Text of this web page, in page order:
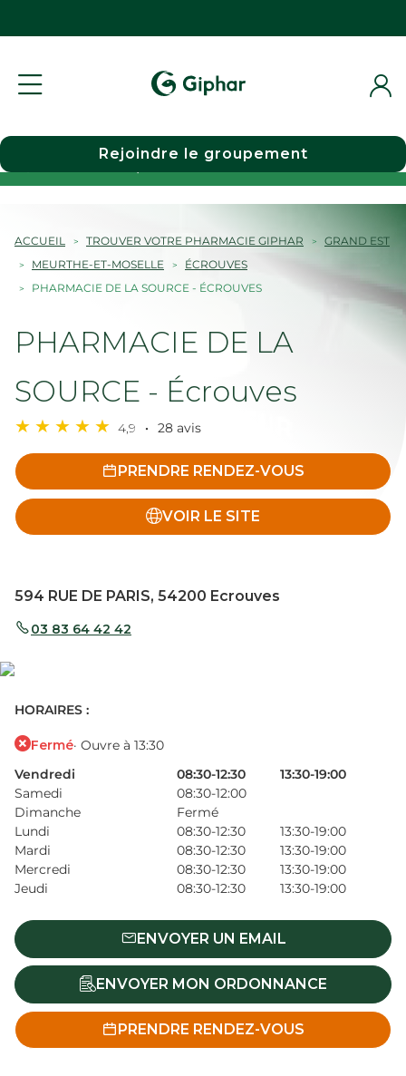
Choisir une pharmacie
Rejoindre le groupement
ACCUEIL TROUVER VOTRE PHARMACIE GIPHAR
GRAND EST
MEURTHE-ET-MOSELLE
ÉCROUVES
PHARMACIE DE LA SOURCE - ÉCROUVES
PHARMACIE DE LA
SOURCE - Écrouves
4,9 28 avis
PRENDRE RENDEZ-VOUS
VOIR LE SITE
594 RUE DE PARIS, 54200 Ecrouves
03 83 64 42 42
HORAIRES :
Fermé· Ouvre à 13:30
Vendredi
08:30-12:30
13:30-19:00
Samedi
08:30-12:00
Dimanche
Fermé
Lundi
08:30-12:30
13:30-19:00
Mardi
08:30-12:30
13:30-19:00
Mercredi
08:30-12:30
13:30-19:00
Jeudi
08:30-12:30 13:30-19:00
ENVOYER UN EMAIL
ENVOYER MON ORDONNANCE
PRENDRE RENDEZ-VOUS